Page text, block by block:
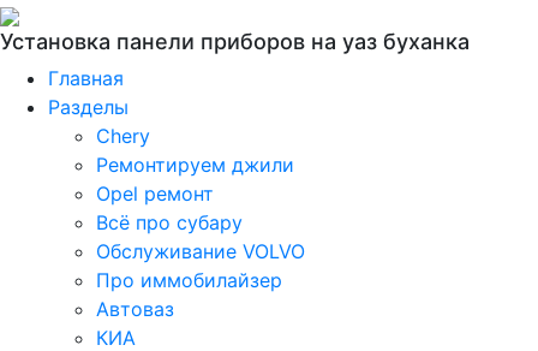
Установка панели приборов на уаз буханка
Главная
Разделы
Chery
Ремонтируем джили
Opel ремонт
Всё про субару
Обслуживание VOLVO
Про иммобилайзер
Автоваз
КИА